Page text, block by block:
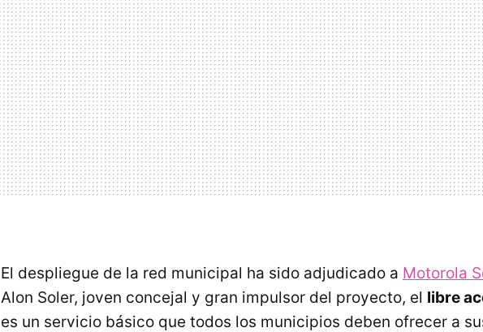
El despliegue de la red municipal ha sido adjudicado a Motorola
Alon Soler, joven concejal y gran impulsor del proyecto, el libre
es un servicio básico que todos los municipios deben ofrecer a